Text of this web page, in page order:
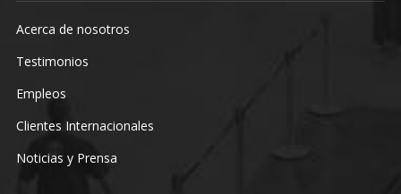
Acerca de nosotros
Testimonios
Empleos
Clientes Internacionales
Noticias y Prensa